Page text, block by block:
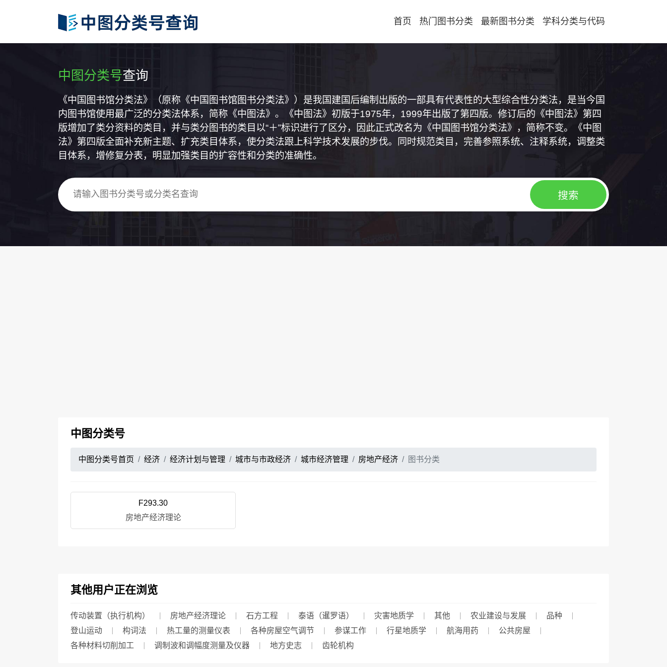
首页 热门图书分类 最新图书分类 学科分类与代码
中图分类号查询
《中国图书馆分类法》（原称《中国图书馆图书分类法》）是我国建国后编制出版的一部具有代表性的大型综合性分类法，是当今国
内图书馆使用最广泛的分类法体系，简称《中图法》。《中图法》初版于1975年，1999年出版了第四版。修订后的《中图法》第四
版增加了类分资料的类目，并与类分图书的类目以“＋”标识进行了区分，因此正式改名为《中国图书馆分类法》，简称不变。《中图
法》第四版全面补充新主题、扩充类目体系，使分类法跟上科学技术发展的步伐。同时规范类目，完善参照系统、注释系统，调整类
目体系，增修复分表，明显加强类目的扩容性和分类的准确性。
中图分类号
中图分类号首页 经济 经济计划与管理 城市与市政经济 城市经济管理 房地产经济 图书分类
F293.30
房地产经济理论
其他用户正在浏览
传动装置（执行机构） 房地产经济理论 石方工程 泰语（暹罗语） 灾害地质学 其他 农业建设与发展
品种
登山运动
构词法 热工量的测量仪表 各种房屋空气调节 参谋工作 行星地质学 航海用药
公共房屋
各种材料切削加工
调制波和调幅度测量及仪器 地方史志 齿轮机构